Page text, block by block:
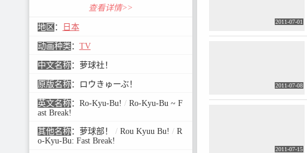
查看详情>>
地区 ： 日本
动画种类 ： TV
中文名称： 萝球社！
原版名称： ロウきゅーぶ！
英文名称： Ro-Kyu-Bu! /Ro-Kyu-Bu ~ F
ast Break!
其他名称： 萝球部！ /Rou Kyuu Bu! /R
o-Kyu-Bu: Fast Break!
2011-07-01
2011-07-08
2011-07-15